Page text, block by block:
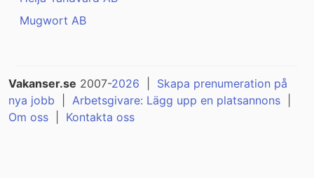
Mugwort AB
Vakanser.se 2007-2026
Skapa prenumeration på
nya jobb
Arbetsgivare: Lägg upp en platsannons
Om oss
Kontakta oss